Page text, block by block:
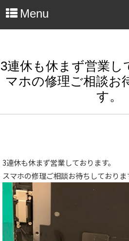
Menu
3連休も休まず営業し
マホの修理ご相談お
す。
3連休も休まず営業しております。
スマホの修理ご相談お待ちしておりま